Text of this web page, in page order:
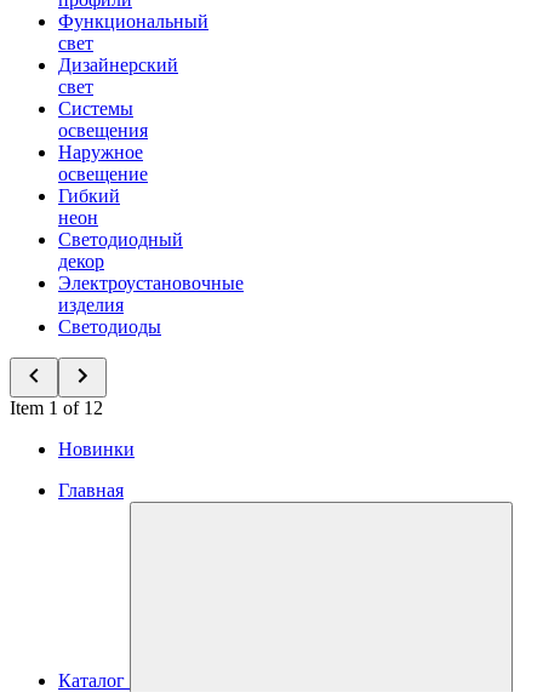
Функциональный
свет
Дизайнерский
свет
Системы
освещения
Наружное
освещение
Гибкий
неон
Светодиодный
декор
Электроустановочные
изделия
Светодиоды
Item 1 of 12
Новинки
Главная
Каталог